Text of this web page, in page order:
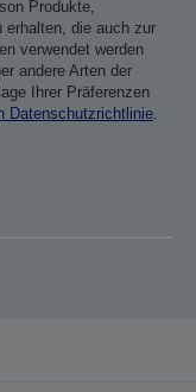
Produkte,
erhalten, die auch zur
verwendet werden
andere Arten der
Ihrer Präferenzen
Datenschutzrichtlinie